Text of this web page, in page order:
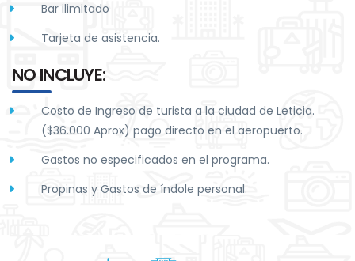
Bar ilimitado
Tarjeta de asistencia.
NO INCLUYE:
Costo de Ingreso de turista a la ciudad de Leticia.
($36.000 Aprox) pago directo en el aeropuerto.
Gastos no especificados en el programa.
Propinas y Gastos de índole personal.